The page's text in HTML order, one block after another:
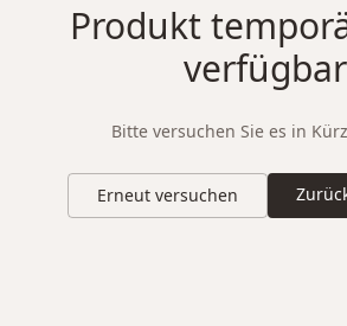
Produkt
verfügbar
Bitte versuchen Sie es in
Erneut versuchen